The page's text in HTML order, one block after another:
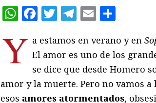
WhatsApp
Facebook
Twitter
Telegram
Email
Y a estamos en verano y en
El amor es uno de los
se dice que desde Homero
amor y la muerte. Pero no vamos
esos amores atormentados,